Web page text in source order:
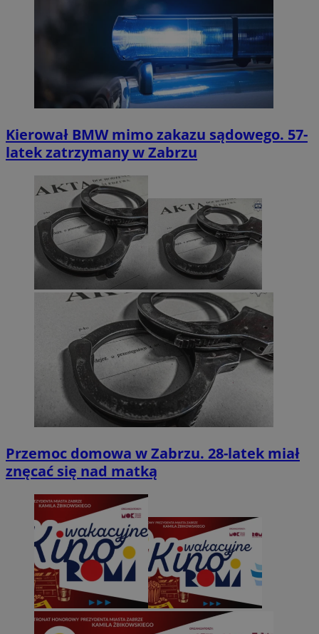
Kierował BMW mimo zakazu sądowego. 57-
latek zatrzymany w Zabrzu
Przemoc domowa w Zabrzu. 28-latek miał
znęcać się nad matką